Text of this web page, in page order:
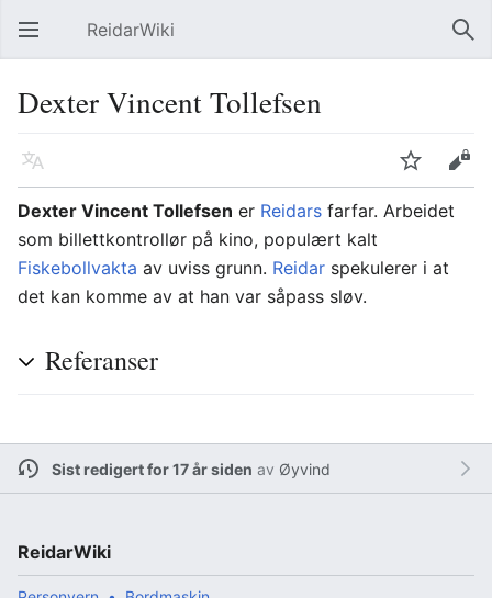
Åpne hovedmenyen ReidarWiki Søk
Dexter Vincent Tollefsen
Språk Overvåk
Rediger
Dexter Vincent Tollefsen er Reidars farfar. Arbeidet
som billettkontrollør på kino, populært kalt
Fiskebollvakta av uviss grunn. Reidar spekulerer i at
det kan komme av at han var såpass sløv.
Referanser
Sist redigert for 17 år siden av Øyvind
ReidarWiki